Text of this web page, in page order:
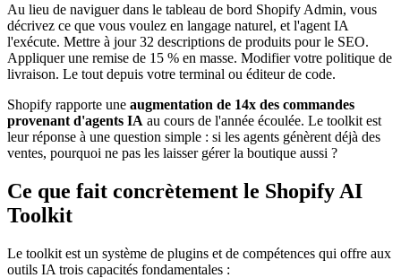
Au lieu de naviguer dans le tableau de bord Shopify Admin, vous
décrivez ce que vous voulez en langage naturel, et l'agent IA
l'exécute. Mettre à jour 32 descriptions de produits pour le SEO.
Appliquer une remise de 15 % en masse. Modifier votre politique de
livraison. Le tout depuis votre terminal ou éditeur de code.
Shopify rapporte une augmentation de 14x des commandes
provenant d'agents IA au cours de l'année écoulée. Le toolkit est
leur réponse à une question simple : si les agents génèrent déjà des
ventes, pourquoi ne pas les laisser gérer la boutique aussi ?
Ce que fait concrètement le Shopify AI
Toolkit
Le toolkit est un système de plugins et de compétences qui offre aux
outils IA trois capacités fondamentales :